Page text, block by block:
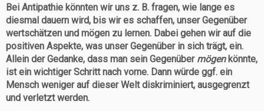
Bei Antipathie könnten wir uns z. B. fragen, wie lange es
diesmal dauern wird, bis wir es schaffen, unser Gegenüber
wertschätzen und mögen zu lernen. Dabei gehen wir auf die
positiven Aspekte, was unser Gegenüber in sich trägt, ein.
Allein der Gedanke, dass man sein Gegenüber mögenkönnte,
ist ein wichtiger Schritt nach vorne. Dann würde ggf. ein
Mensch weniger auf dieser Welt diskriminiert, ausgegrenzt
und verletzt werden.